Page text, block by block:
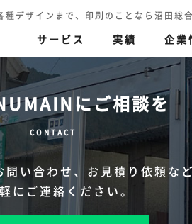
種デザインまで、印刷のことなら沼
サービス 実績 企業
印刷（高精細カラ
賞状
色再現の追求にご相談を
CONTACT
い合わせ、 お見積り依頼など
にご連絡ください。